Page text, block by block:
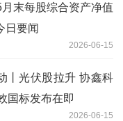
末每股综合资产净值
日要闻
2026-06-15
丨光伏股拉升 协鑫科
国标发布在即
2026-06-15